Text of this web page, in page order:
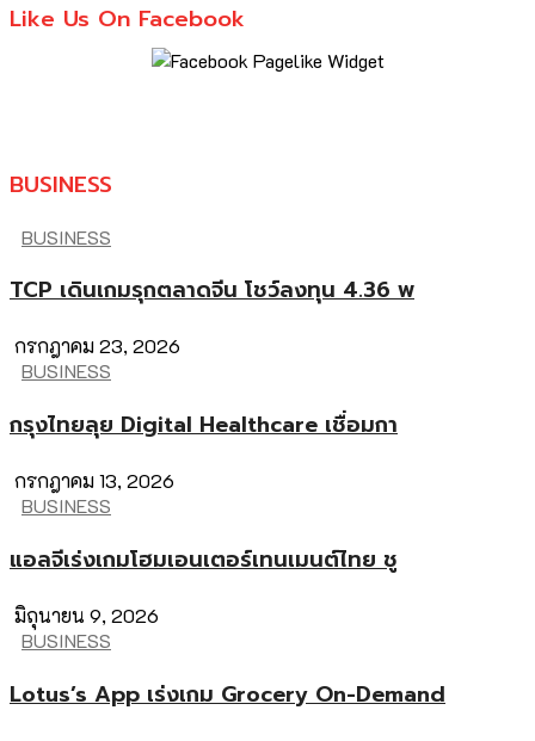
Like Us On Facebook
BUSINESS
BUSINESS
TCP เดินเกมรุกตลาดจีน โชว์ลงทุน 4.36 พ
กรกฎาคม 23, 2026
BUSINESS
กรุงไทยลุย Digital Healthcare เชื่อมกา
กรกฎาคม 13, 2026
BUSINESS
แอลจีเร่งเกมโฮมเอนเตอร์เทนเมนต์ไทย ชู
มิถุนายน 9, 2026
BUSINESS
Lotus’s App เร่งเกม Grocery On-Demand